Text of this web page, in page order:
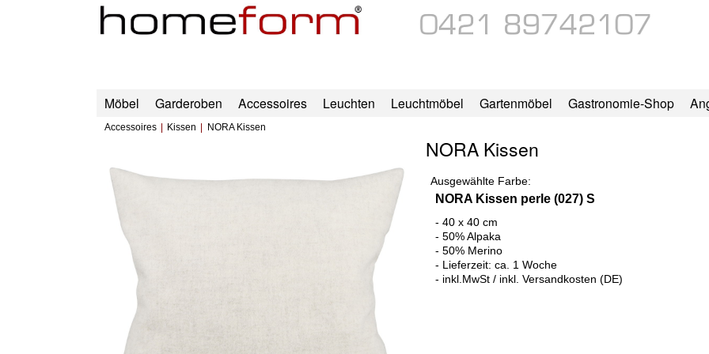
Möbel Garderoben Accessoires Leuchten Leuchtmöbel Gartenmöbel Gastronomie-Shop
Accessoires Kissen NORA Kissen
NORA Kissen
Ausgewählte Farbe:
NORA Kissen perle (027) S
- 40 x 40 cm
- 50% Alpaka
- 50% Merino
- Lieferzeit: ca. 1 Woche
- inkl.MwSt / inkl. Versandkosten (DE)